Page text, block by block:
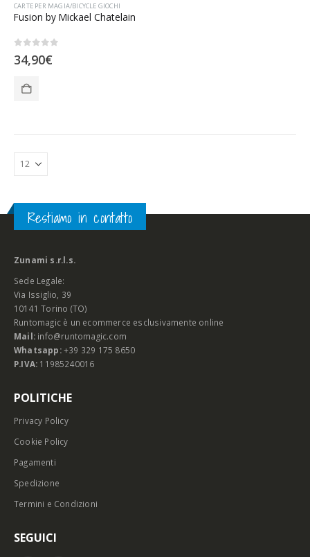
CARTE PER MAGIA/BICYCLE GIOCHI
Fusion by Mickael Chatelain
34,90€
Restiamo in contatto
Zunami s.r.l.s.
Sede Legale:
Via Issiglio, 39
10141 Torino (TO)
Runtomagic è un ecommerce esclusivamente online
Mail: info@runtomagic.com
Whatsapp: +39 329 175 8650
P.IVA: 11985240016
POLITICHE
Privacy Policy
Cookie Policy
Pagamenti
Spedizione
Termini e Condizioni
SEGUICI